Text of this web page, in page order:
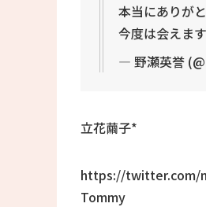
本当にありが
今度は会えます
— 野瀬英誉
立花繭子*
https://twitter.com/
Tommy